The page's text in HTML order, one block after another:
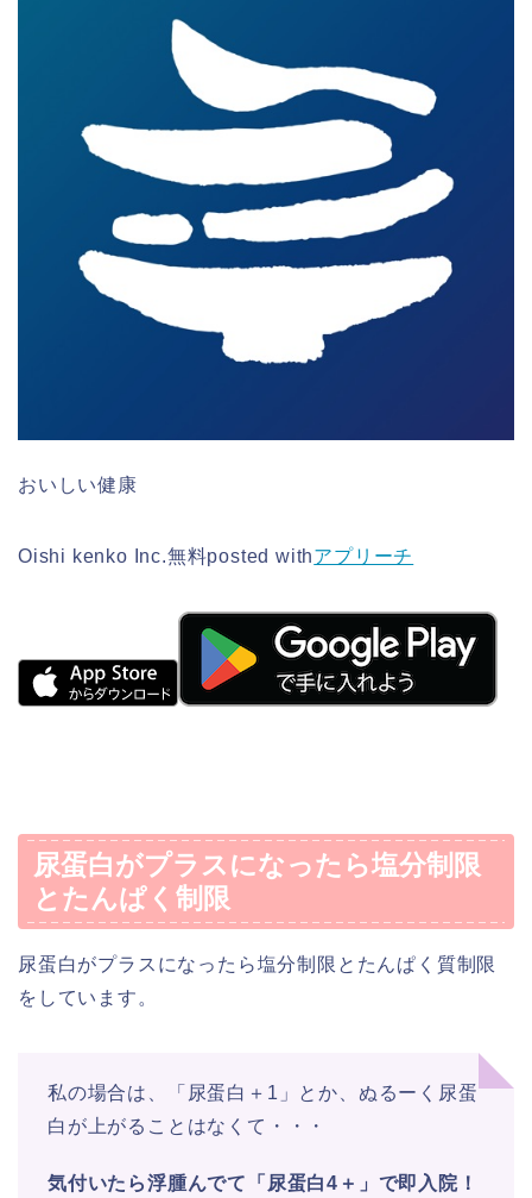
おいしい健康
Oishi kenko Inc.無料posted withアプリーチ
尿蛋白がプラスになったら塩分制限
とたんぱく制限
尿蛋白がプラスになったら塩分制限とたんぱく質制限
をしています。
私の場合は、「尿蛋白＋1」とか、ぬるーく尿蛋
白が上がることはなくて・・・
気付いたら浮腫んでて「尿蛋白4＋」で即入院！